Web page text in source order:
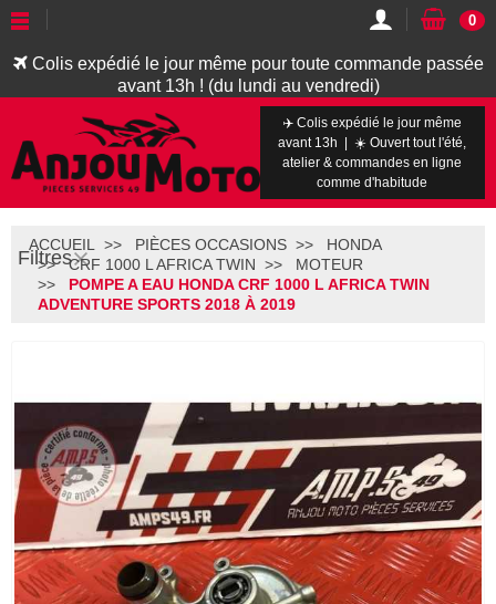
Colis expédié le jour même pour toute commande passée
avant 13h ! (du lundi au vendredi)
0
✈️ Colis expédié le jour même
avant 13h | ☀️ Ouvert tout l'été,
atelier & commandes en ligne
comme d'habitude
Filtres
ACCUEIL PIÈCES OCCASIONS
HONDA
CRF 1000 L AFRICA TWIN
MOTEUR
POMPE A EAU HONDA CRF 1000 L AFRICA TWIN
ADVENTURE SPORTS 2018 À 2019